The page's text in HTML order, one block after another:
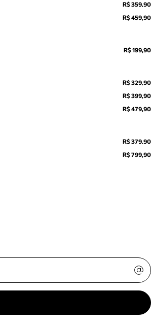
R$ 359,90
R$ 459,90
R$ 199,90
R$ 329,90
R$ 399,90
R$ 479,90
R$ 379,90
R$ 799,90